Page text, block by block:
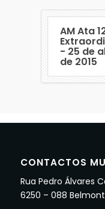
AM Ata
- 25 de
de 2015
CONTACTOS
Rua Pedro Álvares
6250 – 088